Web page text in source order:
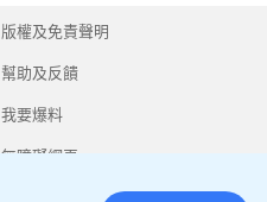
版權及免責聲明
幫助及反饋
我要爆料
無障礙網頁